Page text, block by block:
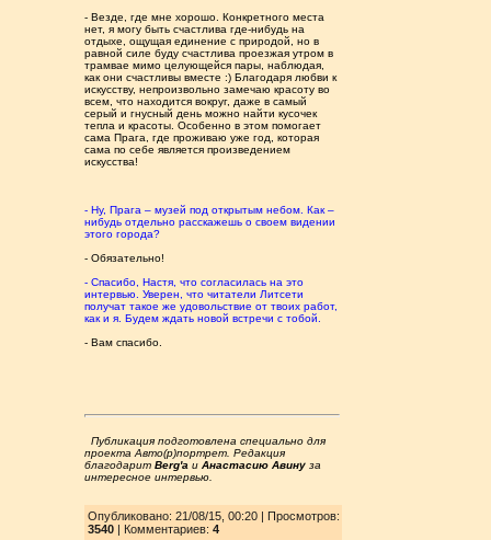
- Везде, где мне хорошо. Конкретного места
нет, я могу быть счастлива где-нибудь на
отдыхе, ощущая единение с природой, но в
равной силе буду счастлива проезжая утром в
трамвае мимо целующейся пары, наблюдая,
как они счастливы вместе :) Благодаря любви к
искусству, непроизвольно замечаю красоту во
всем, что находится вокруг, даже в самый
серый и гнусный день можно найти кусочек
тепла и красоты. Особенно в этом помогает
сама Прага, где проживаю уже год, которая
сама по себе является произведением
искусства!
- Ну, Прага – музей под открытым небом. Как –
нибудь отдельно расскажешь о своем видении
этого города?
- Обязательно!
- Спасибо, Настя, что согласилась на это
интервью. Уверен, что читатели Литсети
получат такое же удовольствие от твоих работ,
как и я. Будем ждать новой встречи с тобой.
- Вам спасибо.
Публикация подготовлена специально для
проекта Авто(р)портрет. Редакция
благодаритBerg'а иАнастасию Авину за
интересное интервью.
Опубликовано: 21/08/15, 00:20 | Просмотров:
3540| Комментариев: 4